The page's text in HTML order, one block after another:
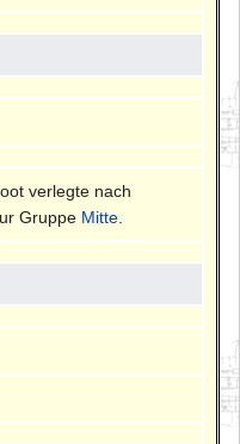
verlegte nach
Gruppe Mitte